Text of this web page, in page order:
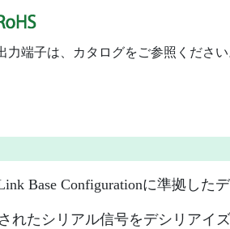
力端子は、カタログをご参照ください
Base Configurationに準拠した
れたシリアル信号をデシリアイ